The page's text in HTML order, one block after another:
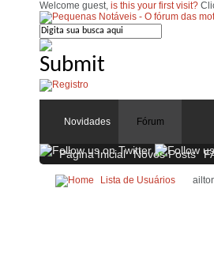
Welcome guest, is this your first visit?
Novidades Fórum
Página Inicial Novos Posts
Lista de Usuários